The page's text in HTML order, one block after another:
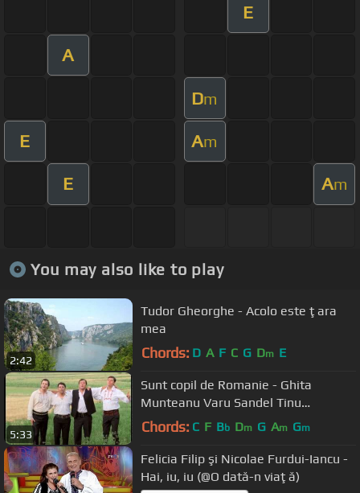
E
A
Dm
E Am
E Am
You may also like to play
2:42
Tudor Gheorghe - Acolo este ţara
mea
Chords: D A F C G Dm E
5:33
Sunt copil de Romanie - Ghita
Munteanu Varu Sandel Tinu
Veresezan si Puiu Codreanu - nou HD
Chords: C F Bb Dm G Am Gm
Felicia Filip şi Nicolae Furdui-Iancu -
Hai, iu, iu (@O dată-n viaţă)